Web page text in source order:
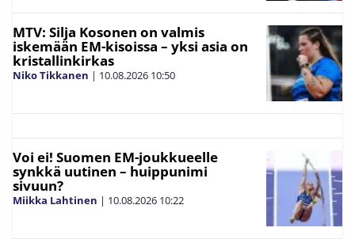
MTV: Silja Kosonen on valmis
iskemään EM-kisoissa – yksi asia on
kristallinkirkas
Niko Tikkanen | 10.08.2026 10:50
Voi ei! Suomen EM-joukkueelle
synkkä uutinen – huippunimi
sivuun?
Miikka Lahtinen | 10.08.2026 10:22